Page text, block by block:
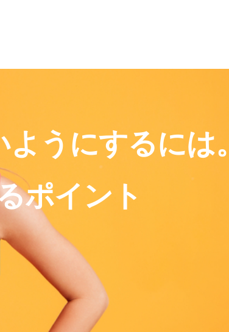
うにするには。
ポイント